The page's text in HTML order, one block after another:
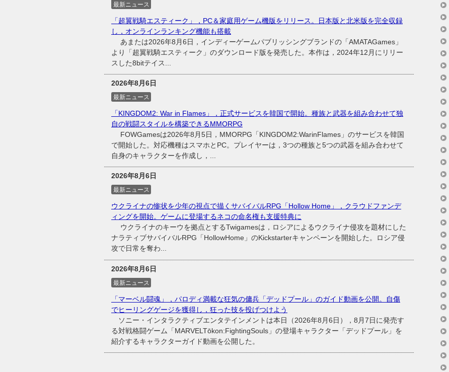
最新ニュース
「超翼戦騎エスティーク」，PC＆家庭用ゲーム機版をリリース。日本版と北米版を完全収録
し，オンラインランキング機能も搭載
あまたは2026年8月6日，インディーゲームパブリッシングブランドの「AMATAGames」
より「超翼戦騎エスティーク」のダウンロード版を発売した。本作は，2024年12月にリリー
スした8bitテイス...
2026年8月6日
最新ニュース
「KINGDOM2: War in Flames」，正式サービスを韓国で開始。種族と武器を組み合わせて独
自の戦闘スタイルを構築できるMMORPG
FOWGamesは2026年8月5日，MMORPG「KINGDOM2:WarinFlames」のサービスを韓国
で開始した。対応機種はスマホとPC。プレイヤーは，3つの種族と5つの武器を組み合わせて
自身のキャラクターを作成し，...
2026年8月6日
最新ニュース
ウクライナの惨状を少年の視点で描くサバイバルRPG「Hollow Home」，クラウドファンデ
ィングを開始。ゲームに登場するネコの命名権も支援特典に
ウクライナのキーウを拠点とするTwigamesは，ロシアによるウクライナ侵攻を題材にした
ナラティブサバイバルRPG「HollowHome」のKickstarterキャンペーンを開始した。ロシア侵
攻で日常を奪わ...
2026年8月6日
最新ニュース
「マーベル闘魂」，パロディ満載な狂気の傭兵「デッドプール」のガイド動画を公開。自傷
でヒーリングゲージを獲得し，狂った技を投げつけよう
ソニー・インタラクティブエンタテインメントは本日（2026年8月6日），8月7日に発売す
る対戦格闘ゲーム「MARVELTōkon:FightingSouls」の登場キャラクター「デッドプール」を
紹介するキャラクターガイド動画を公開した。